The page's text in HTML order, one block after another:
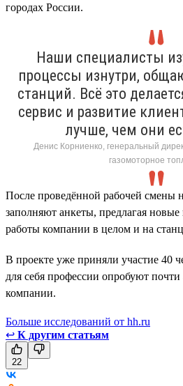
городах России.
Наши специалисты
процессы изнутри,
станций. Всё это
сервис и развитие
лучше, чем они
Денис Корниенко, генеральный
газомоторное
После проведённой рабочей смены
заполняют анкеты, предлагая
работы компании в целом и на
В проекте уже приняли участие 40
для себя профессии опробуют почти
компании.
Больше исследований от hh.ru
↩ К другим статьям
22